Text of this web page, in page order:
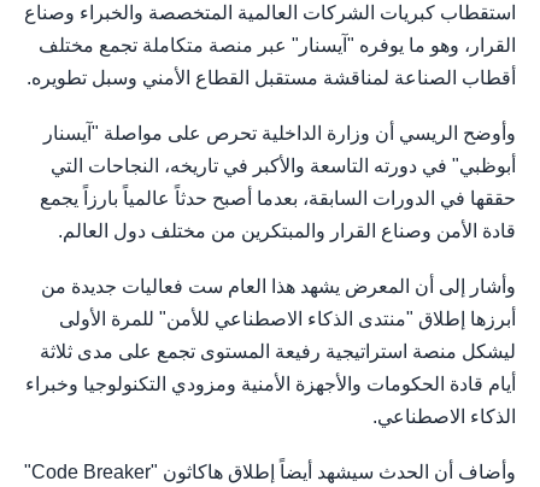
استقطاب كبريات الشركات العالمية المتخصصة والخبراء وصناع
القرار، وهو ما يوفره "آيسنار" عبر منصة متكاملة تجمع مختلف
أقطاب الصناعة لمناقشة مستقبل القطاع الأمني وسبل تطويره.
وأوضح الريسي أن وزارة الداخلية تحرص على مواصلة "آيسنار
أبوظبي" في دورته التاسعة والأكبر في تاريخه، النجاحات التي
حققها في الدورات السابقة، بعدما أصبح حدثاً عالمياً بارزاً يجمع
قادة الأمن وصناع القرار والمبتكرين من مختلف دول العالم.
وأشار إلى أن المعرض يشهد هذا العام ست فعاليات جديدة من
أبرزها إطلاق "منتدى الذكاء الاصطناعي للأمن" للمرة الأولى
ليشكل منصة استراتيجية رفيعة المستوى تجمع على مدى ثلاثة
أيام قادة الحكومات والأجهزة الأمنية ومزودي التكنولوجيا وخبراء
الذكاء الاصطناعي.
وأضاف أن الحدث سيشهد أيضاً إطلاق هاكاثون "Code Breaker"